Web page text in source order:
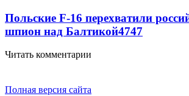
Польские F-16 перехватили
шпион над Балтикой4747
Читать комментарии
Полная версия сайта